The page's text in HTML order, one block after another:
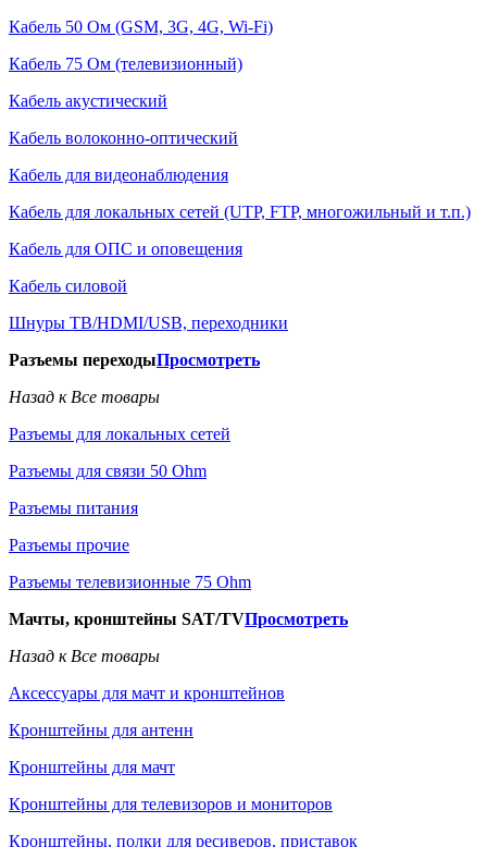
Кабель 50 Ом (GSM, 3G, 4G, Wi-Fi)
Кабель 75 Ом (телевизионный)
Кабель акустический
Кабель волоконно-оптический
Кабель для видеонаблюдения
Кабель для локальных сетей (UTP, FTP, многожильный и т.п.)
Кабель для ОПС и оповещения
Кабель силовой
Шнуры ТВ/HDMI/USB, переходники
Разъемы переходыПросмотреть
Назад к Все товары
Разъемы для локальных сетей
Разъемы для связи 50 Ohm
Разъемы питания
Разъемы прочие
Разъемы телевизионные 75 Ohm
Мачты, кронштейны SAT/TVПросмотреть
Назад к Все товары
Аксессуары для мачт и кронштейнов
Кронштейны для антенн
Кронштейны для мачт
Кронштейны для телевизоров и мониторов
Кронштейны, полки для ресиверов, приставок